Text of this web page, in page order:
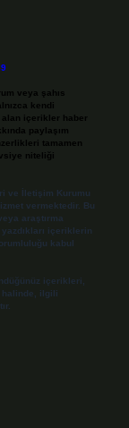
veya şahıs
kendi
alan içerikler haber
paylaşım
tamamen
niteliği
ve İletişim Kurumu
vermektedir. Bu
araştırma
içeriklerin
kabul
içerikleri,
halinde, ilgili